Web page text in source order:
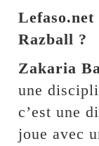
Lefaso.net
Razball ?
Zakaria
une
c’est une
joue avec